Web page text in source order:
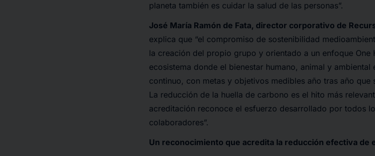
planeta también es cuidar la salud de las personas”.
José María Ramón de Fata, director corporativo de
explica que “el compromiso de sostenibilidad
la creación del propio grupo y orientado a un enfoque One
ecosistema donde el bienestar humano, animal y
continuo, con metas y objetivos medibles año tras año que
La reducción de la huella de carbono es el hito más
acreditación reconoce el esfuerzo desarrollado por todos
colaboradores”.
Un reconocimiento que acredita la reducción efectiva de